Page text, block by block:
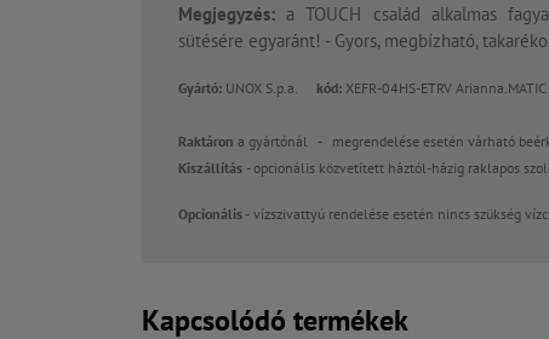
Megjegyzés: a TOUCH család alkalmas
sütésére egyaránt! - Gyors, megbízható,
Gyártó: UNOX S.p.a. kód: XEFR-04HS-ETRV
Raktáron a gyártónál - megrendelése esetén várható
Kiszállítás - opcionális közvetített háztól-házig raklapos
Opcionális - vízszivattyú rendelése esetén nincs szükség
Kapcsolódó termékek